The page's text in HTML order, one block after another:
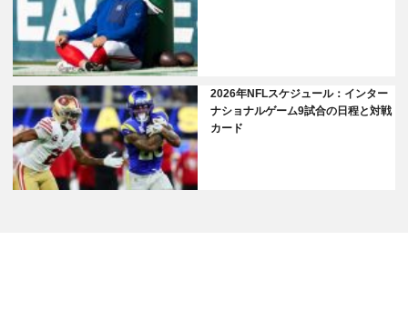
2026年NFLスケジュール：インター
ナショナルゲーム9試合の日程と対戦
カード